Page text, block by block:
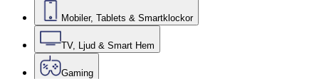
Mobiler, Tablets & Smartklockor
TV, Ljud & Smart Hem
Gaming